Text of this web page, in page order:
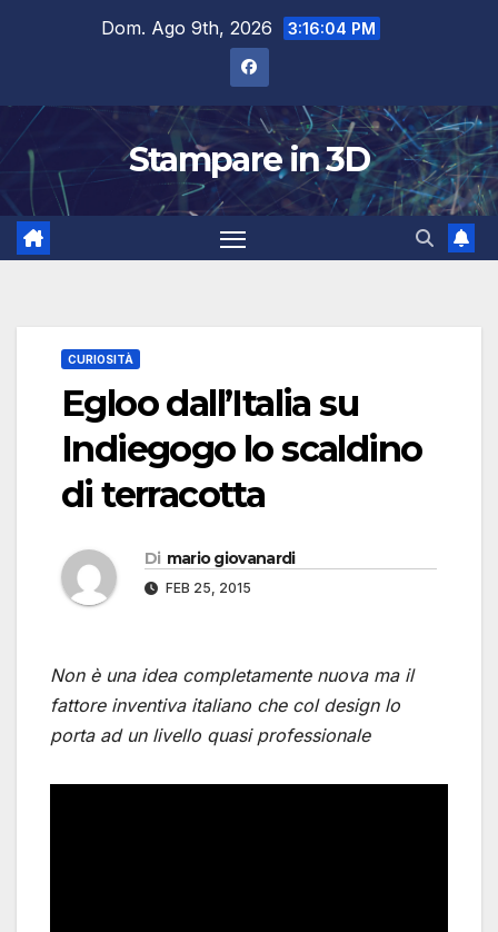
Dom. Ago 9th, 2026 3:16:05 PM
Stampare in 3D
CURIOSITÀ
Egloo dall’Italia su
Indiegogo lo scaldino
di terracotta
Di mario giovanardi
FEB 25, 2015
Non è una idea completamente nuova ma il
fattore inventiva italiano che col design lo
porta ad un livello quasi professionale